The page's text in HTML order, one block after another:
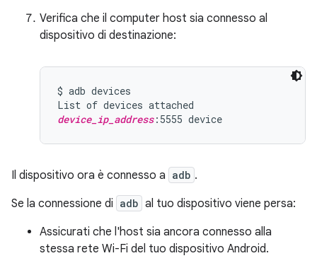
Verifica che il computer host sia connesso al
dispositivo di destinazione:
$ adb devices
device_ip_address
Il dispositivo ora è connesso a adb .
Se la connessione di adb al tuo dispositivo viene persa:
Assicurati che l'host sia ancora connesso alla
stessa rete Wi-Fi del tuo dispositivo Android.